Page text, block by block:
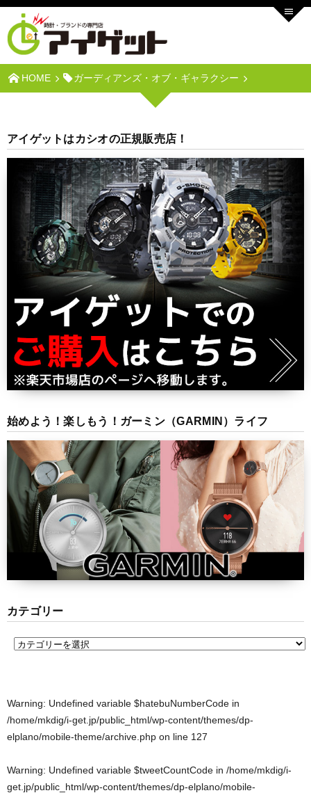
HOME ガーディアンズ・オブ・ギャラクシー
アイゲットはカシオの正規販売店！
始めよう！楽しもう！ガーミン（GARMIN）ライフ
カテゴリー
Warning: Undefined variable $hatebuNumberCode in
/home/mkdig/i-get.jp/public_html/wp-content/themes/dp-
elplano/mobile-theme/archive.php on line 127
Warning: Undefined variable $tweetCountCode in /home/mkdig/i-
get.jp/public_html/wp-content/themes/dp-elplano/mobile-